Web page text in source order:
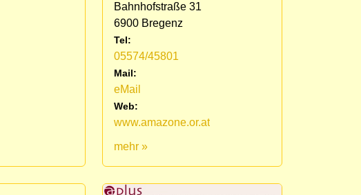
Bahnhofstraße 31
6900 Bregenz
Tel:
05574/45801
Mail:
eMail
Web:
www.amazone.or.at
mehr »